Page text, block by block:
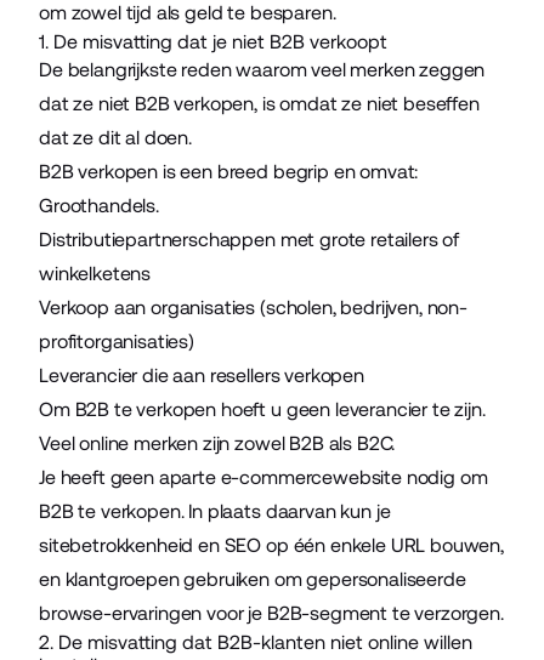
om zowel tijd als geld te besparen.
1. De misvatting dat je niet B2B verkoopt
De belangrijkste reden waarom veel merken zeggen
dat ze niet B2B verkopen, is omdat ze niet beseffen
dat ze dit al doen.
B2B verkopen is een breed begrip en omvat:
Groothandels.
Distributiepartnerschappen met grote retailers of
winkelketens
Verkoop aan organisaties (scholen, bedrijven, non-
profitorganisaties)
Leverancier die aan resellers verkopen
Om B2B te verkopen hoeft u geen leverancier te zijn.
Veel online merken zijnzowel B2B als B2C.
Je heeft geen aparte e-commercewebsite nodig om
B2B te verkopen. In plaats daarvan kun je
sitebetrokkenheid en SEO op één enkele URL bouwen,
en klantgroepen gebruiken om gepersonaliseerde
browse-ervaringen voor je B2B-segment te verzorgen.
2. De misvatting dat B2B-klanten niet online willen